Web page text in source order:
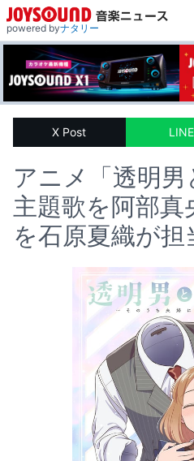
powered byナタリー
X Post LINE
アニメ「透明
主題歌を阿部真
を石原夏織が担